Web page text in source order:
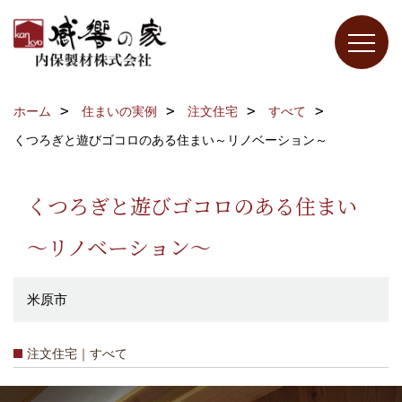
ホーム 住まいの実例 注文住宅
すべて
くつろぎと遊びゴコロのある住まい～リノベーション～
くつろぎと遊びゴコロのある住まい
～リノベーション～
米原市
注文住宅｜すべて